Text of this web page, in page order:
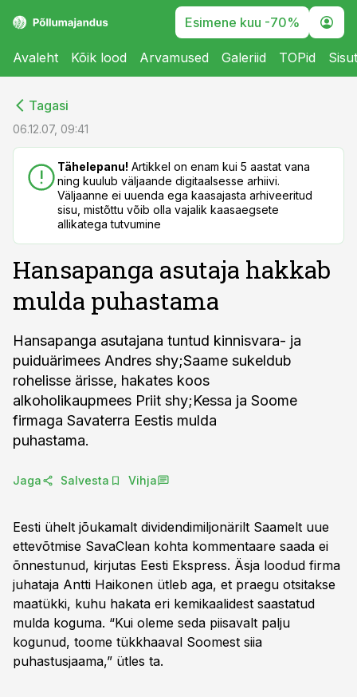
Esimene kuu -70%
Avaleht Kõik lood Arvamused Galeriid TOPid
Tagasi
06.12.07, 09:41
Tähelepanu! Artikkel on enam kui 5 aastat vana
ning kuulub väljaande digitaalsesse arhiivi.
Väljaanne ei uuenda ega kaasajasta arhiveeritud
sisu, mistõttu võib olla vajalik kaasaegsete
allikatega tutvumine
Hansapanga asutaja hakkab
mulda puhastama
Hansapanga asutajana tuntud kinnisvara- ja
puiduärimees Andres shy;Saame sukeldub
rohelisse ärisse, hakates koos
alkoholikaupmees Priit shy;Kessa ja Soome
firmaga Savaterra Eestis mulda
puhastama.
Jaga Salvesta Vihja
Eesti ühelt jõukamalt dividendimiljonärilt Saamelt uue
ettevõtmise SavaClean kohta kommentaare saada ei
õnnestunud, kirjutas Eesti Ekspress. Äsja loodud firma
juhataja Antti Haikonen ütleb aga, et praegu otsitakse
maatükki, kuhu hakata eri kemikaalidest saastatud
mulda koguma. “Kui oleme seda piisavalt palju
kogunud, toome tükkhaaval Soomest siia
puhastusjaama,” ütles ta.